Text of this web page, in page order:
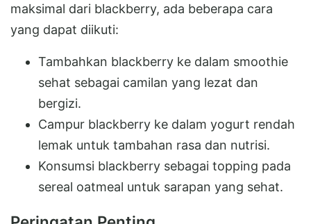
maksimal dari blackberry, ada beberapa cara
yang dapat diikuti:
Tambahkan blackberry ke dalam smoothie
sehat sebagai camilan yang lezat dan
bergizi.
Campur blackberry ke dalam yogurt rendah
lemak untuk tambahan rasa dan nutrisi.
Konsumsi blackberry sebagai topping pada
sereal oatmeal untuk sarapan yang sehat.